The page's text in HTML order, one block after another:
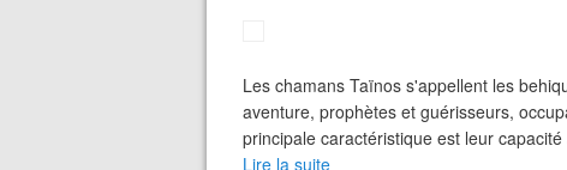
Les chamans Taïnos s'appellent les
aventure, prophètes et guérisseurs,
principale caractéristique est leur
Lire la suite